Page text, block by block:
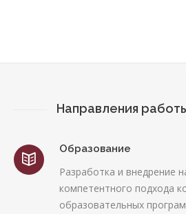
Направления
Образование
Разработка и внедрение
компетентного подхода
образовательных